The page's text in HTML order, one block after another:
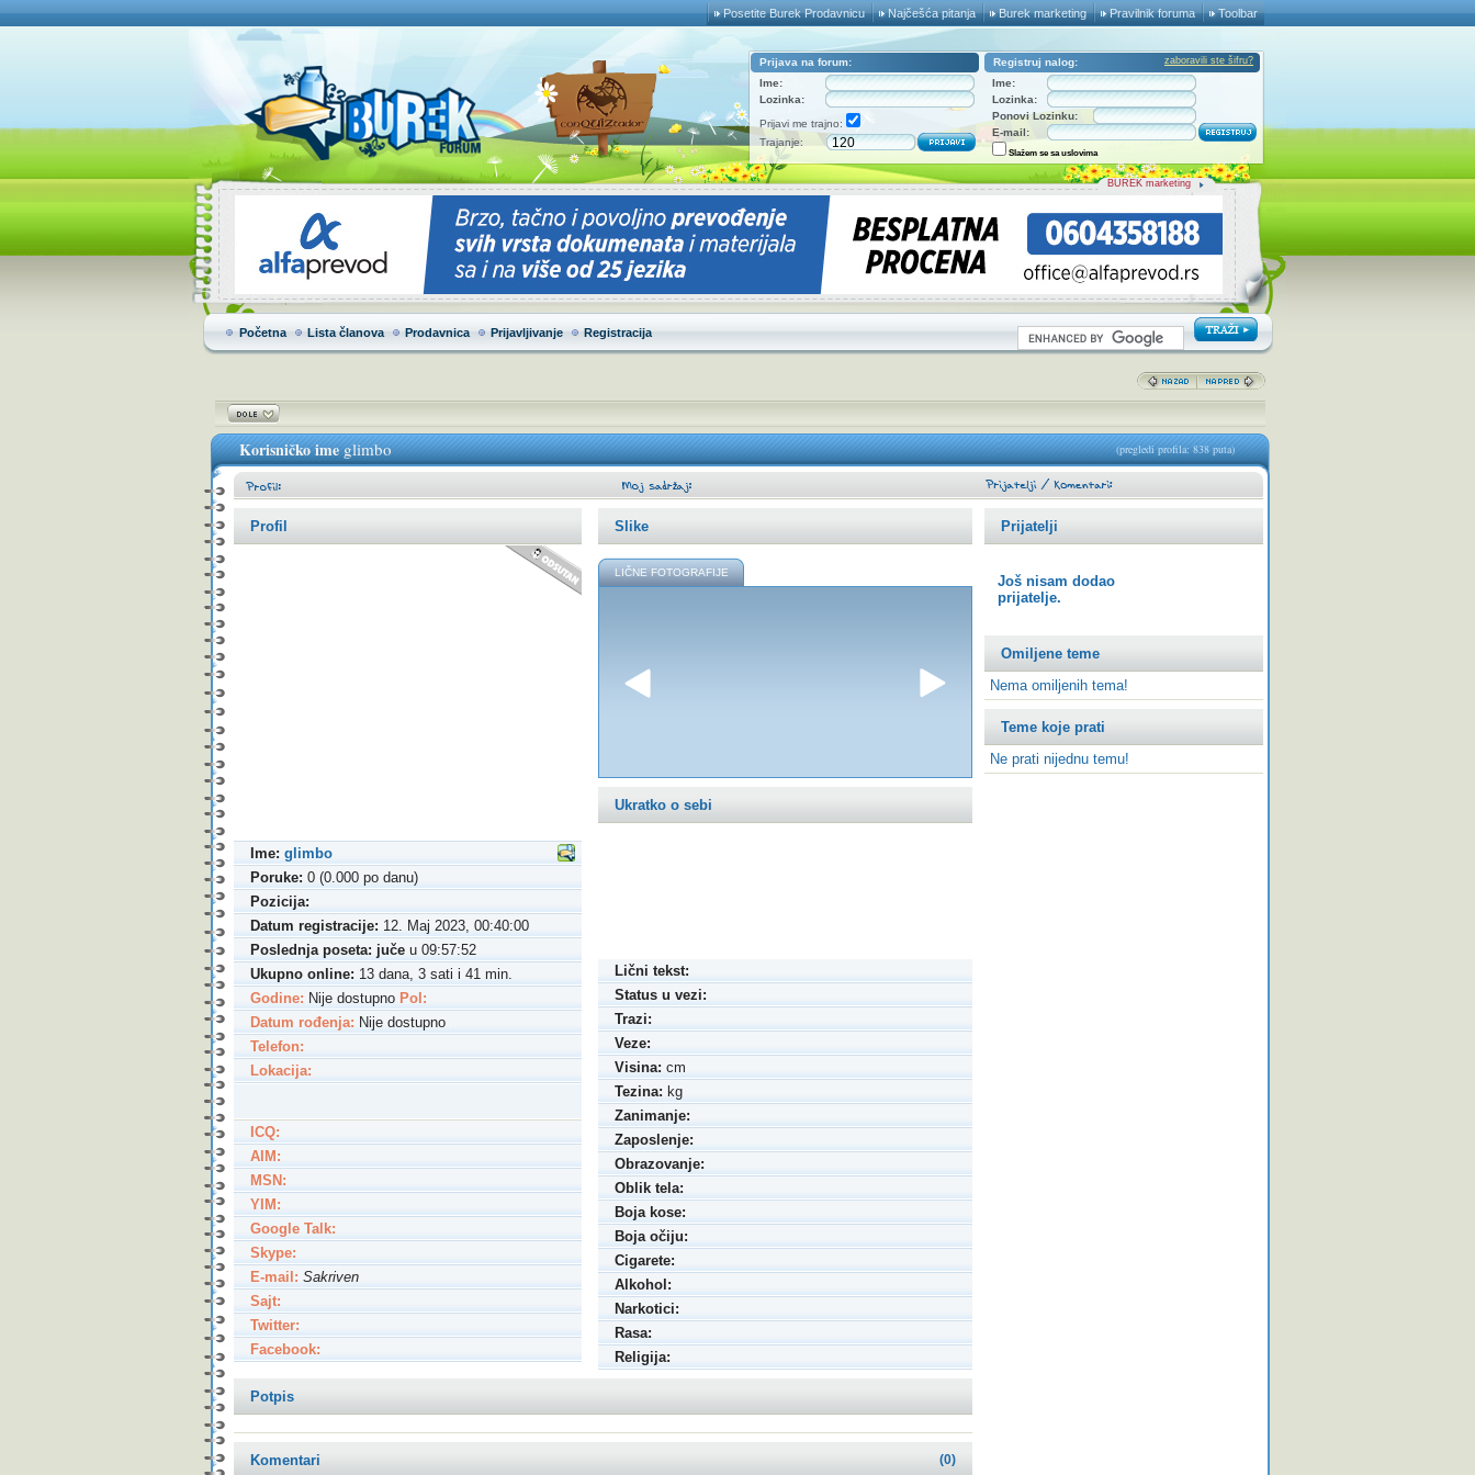
Toolbar
Pravilnik foruma
Burek marketing
Najčešća pitanja
Posetite Burek Prodavnicu
Prijava na forum:
Ime:
Lozinka:
Prijavi me trajno:
Trajanje:
Registruj nalog: zaboravili ste šifru?
Ime:
Lozinka:
Ponovi Lozinku:
E-mail:
Slažem se sa uslovima
BUREK marketing
Početna Lista članova Prodavnica Prijavljivanje Registracija
Korisničko ime glimbo (pregledi profila: 838 puta)
Profil
Ime: glimbo
Poruke: 0 (0.000 po danu)
Pozicija:
Datum registracije: 12. Maj 2023, 00:40:00
Poslednja poseta: juče u 09:57:52
Ukupno online: 13 dana, 3 sati i 41 min.
Godine: Nije dostupno Pol:
Datum rođenja: Nije dostupno
Telefon:
Lokacija:
ICQ:
AIM:
MSN:
YIM:
Google Talk:
Skype:
E-mail: Sakriven
Sajt:
Twitter:
Facebook:
Slike
LIČNE FOTOGRAFIJE
Ukratko o sebi
Lični tekst:
Status u vezi:
Trazi:
Veze:
Visina: cm
Tezina: kg
Zanimanje:
Zaposlenje:
Obrazovanje:
Oblik tela:
Boja kose:
Boja očiju:
Cigarete:
Alkohol:
Narkotici:
Rasa:
Religija:
Potpis
Komentari (0)
Prijatelji
Još nisam dodao
prijatelje.
Omiljene teme
Nema omiljenih tema!
Teme koje prati
Ne prati nijednu temu!